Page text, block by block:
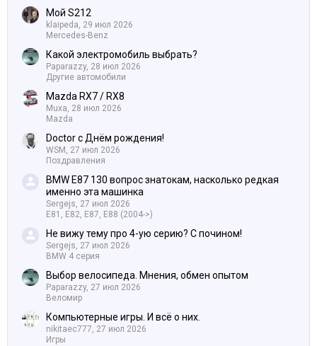
Мой S212
klaipeda, 29 июл 2026
Mercedes-Benz
Какой электромобиль выбрать?
Paparazzy, 28 июл 2026
Другие автомобили
Mazda RX7 / RX8
Muxa, 28 июл 2026
Mazda
Doctor с Днём рождения!
WSM, 27 июл 2026
Поздравления
BMW E87 130 вопрос знатокам, насколько редкая
именно эта машинка
Sergejs, 27 июл 2026
E81, E82, E87, E88 (2004->)
Не вижу тему про 4-ую серию? С почином!
Sergejs, 27 июл 2026
BMW 4 серия
Выбор велосипеда. Мнения, обмен опытом
Paparazzy, 27 июл 2026
Веломир
Компьютерные игры. И всё о них.
nikitaec777, 27 июл 2026
Игры